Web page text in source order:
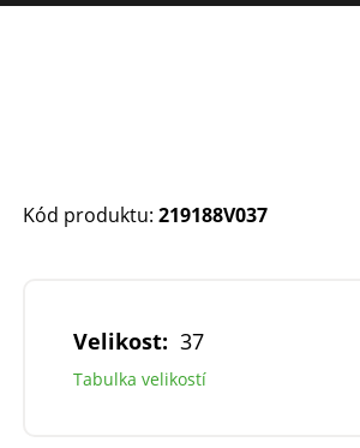
Kód produktu: 219188V037
Velikost: 37
Tabulka velikostí